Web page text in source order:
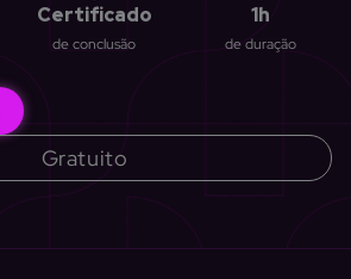
Certificado
de conclusão
1h
de duração
Gratuito